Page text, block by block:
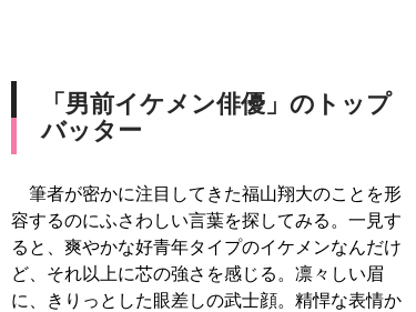
「男前イケメン俳優」のトップ
バッター
筆者が密かに注目してきた福山翔大のことを形
容するのにふさわしい言葉を探してみる。一見す
ると、爽やかな好青年タイプのイケメンなんだけ
ど、それ以上に芯の強さを感じる。凛々しい眉
に、きりっとした眼差しの武士顔。精悍な表情か